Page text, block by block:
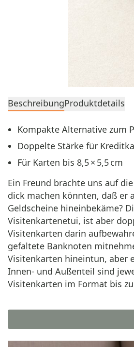
BeschreibungProduktdetails
Kompakte Alternative zum
Doppelte Stärke für
Für Karten bis 8,5 × 5,5 cm
Ein Freund brachte uns auf
dick machen könnten, daß er
Geldscheine hineinbekäme?
Visitenkartenetui, ist aber
Visitenkarten darin
gefaltete Banknoten
Visitenkarten hineintun, aber
Innen- und Außenteil sind
Visitenkarten im Format bis